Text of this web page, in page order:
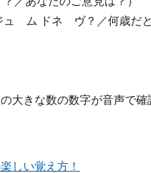
ュ ム ドネ ヴ？／何歳だと
大きな数の数字が音声で確
しい覚え方！